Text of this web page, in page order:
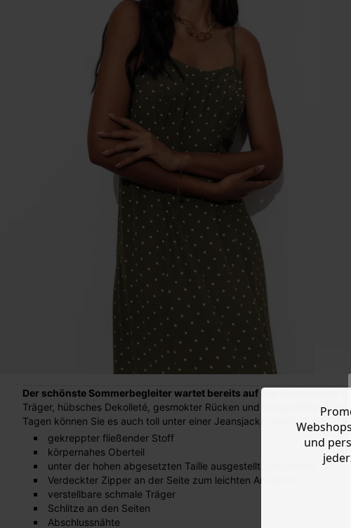
Der schönste Sommerbegleiter wartet bereits auf Sie!
Träger, hübsches Dekolleté, gesmokter Rücken und ausgestellter
Tagen können Sie es auch toll unter einer Jeansjacke, einem Blazer
gekreppter fließender Stoff
körpernahes Oberteil
unter der hohen abgesetzten Taille ausgestellt geschnitten
Verdeckter Zipper an der Seite zum leichten Anziehen
verstellbare schmale Träger
Schlitze an den Seiten
Abschlussnähte
und